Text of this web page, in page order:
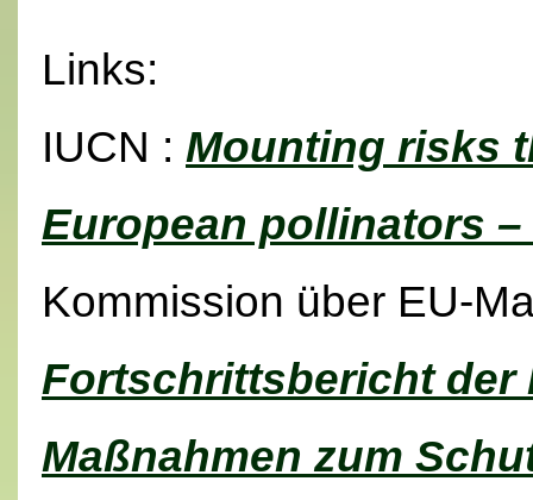
Links:
IUCN : Mounting risks
European pollinators –
Kommission über EU-
Fortschrittsbericht der
Maßnahmen zum